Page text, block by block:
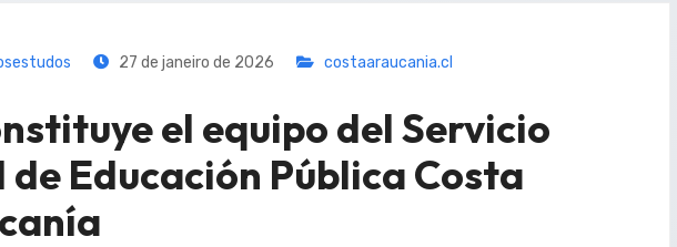
27 de janeiro de 2026 costaaraucania.cl
el equipo del Servicio
de Educación Pública Costa